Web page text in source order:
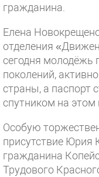
гражданина.
Елена
отделения
сегодня молодёжь
поколений,
страны, а паспорт
спутником на этом
Особую
присутствие Юрия
гражданина
Трудового